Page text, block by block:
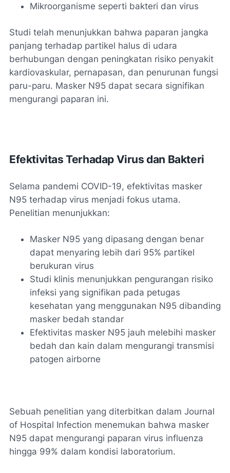
Mikroorganisme seperti bakteri dan virus
Studi telah menunjukkan bahwa paparan jangka
panjang terhadap partikel halus di udara
berhubungan dengan peningkatan risiko penyakit
kardiovaskular, pernapasan, dan penurunan fungsi
paru-paru. Masker N95 dapat secara signifikan
mengurangi paparan ini.
Efektivitas Terhadap Virus dan Bakteri
Selama pandemi COVID-19, efektivitas masker
N95 terhadap virus menjadi fokus utama.
Penelitian menunjukkan:
Masker N95 yang dipasang dengan benar
dapat menyaring lebih dari 95% partikel
berukuran virus
Studi klinis menunjukkan pengurangan risiko
infeksi yang signifikan pada petugas
kesehatan yang menggunakan N95 dibanding
masker bedah standar
Efektivitas masker N95 jauh melebihi masker
bedah dan kain dalam mengurangi transmisi
patogen airborne
Sebuah penelitian yang diterbitkan dalam Journal
of Hospital Infection menemukan bahwa masker
N95 dapat mengurangi paparan virus influenza
hingga 99% dalam kondisi laboratorium.